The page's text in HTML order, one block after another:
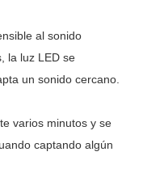
al sonido
la luz LED se
un sonido cercano.
varios minutos y se
captando algún